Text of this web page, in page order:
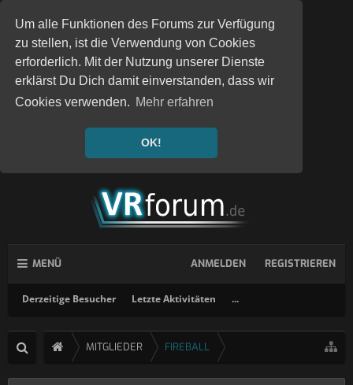
Um alle Funktionen des Forums zur Verfügung
zu stellen, ist die Verwendung von Cookies
erforderlich. Mit der Nutzung unserer Dienste
erklärst Du Dich damit einverstanden, dass wir
Cookies verwenden. Mehr erfahren
OK!
MENÜ
Derzeitige Besucher Letzte Aktivitäten ...
ANMELDEN REGISTRIEREN
MITGLIEDER FIREBALL